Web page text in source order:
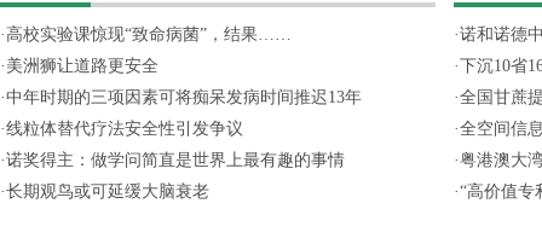
· 高校实验课惊现“致命病菌”，结果……
· 美洲狮让道路更安全
·中年时期的三项因素可将痴呆发病时间推迟13年
·线粒体替代疗法安全性引发争议
·诺奖得主：做学问简直是世界上最有趣的事情
·长期观鸟或可延缓大脑衰老
·诺和诺德
·下沉10省
·全国甘蔗
·全空间信
·粤港澳大
·“高价值专